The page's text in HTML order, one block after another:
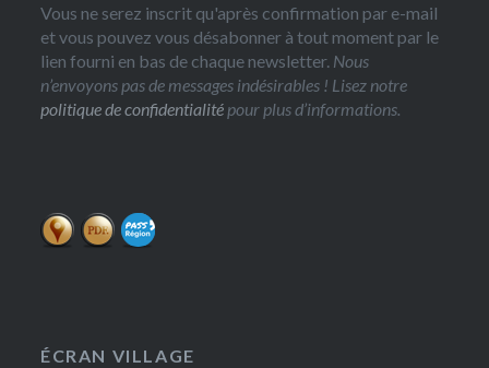
Vous ne serez inscrit qu'après confirmation par e-mail
et vous pouvez vous désabonner à tout moment par le
lien fourni en bas de chaque newsletter. Nous
n’envoyons pas de messages indésirables ! Lisez notre
politique de confidentialité pour plus d’informations.
ÉCRAN VILLAGE